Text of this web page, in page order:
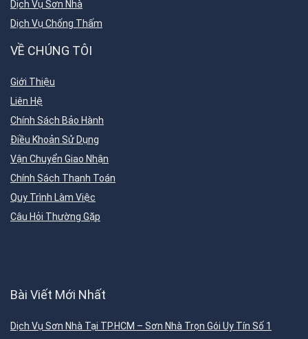
Dịch Vụ Sơn Nhà
Dịch Vụ Chống Thấm
VỀ CHÚNG TÔI
Giới Thiệu
Liên Hệ
Chính Sách Bảo Hành
Điều Khoản Sử Dụng
Vận Chuyển Giao Nhận
Chính Sách Thanh Toán
Quy Trình Làm Việc
Câu Hỏi Thường Gặp
Bài Viết Mới Nhất
Dịch Vụ Sơn Nhà Tại TP.HCM – Sơn Nhà Trọn Gói Uy Tín Số 1